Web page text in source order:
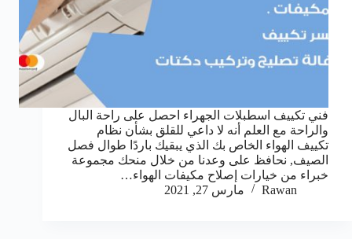
فني تكييف اسطبلات الجهراء احصل على راحة البال
والراحة مع العلم أنه لا داعي للقلق بشأن نظام
تكييف الهواء الخاص بك الذي يبقيك باردًا طوال فصل
الصيف, نحافظ على وعدنا من خلال منحك مجموعة
خبراء من خيارات إصلاح مكيفات الهواء…
Rawan
مارس 27, 2021